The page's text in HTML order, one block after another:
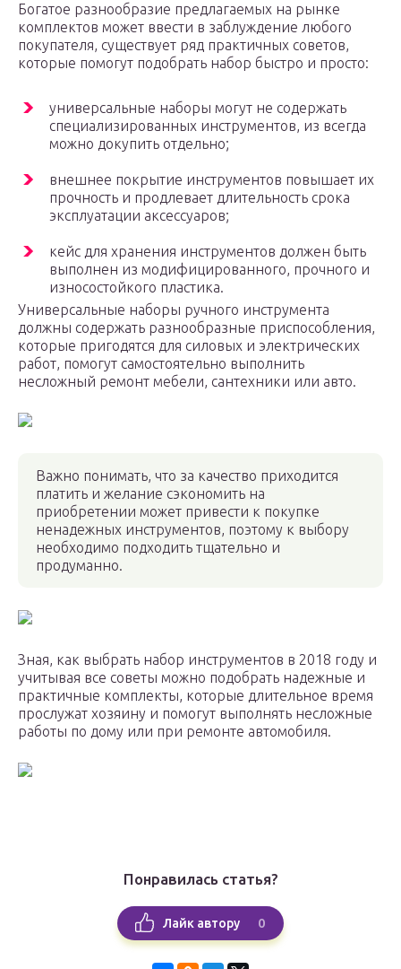
Богатое разнообразие предлагаемых на рынке
комплектов может ввести в заблуждение любого
покупателя, существует ряд практичных советов,
которые помогут подобрать набор быстро и просто:
универсальные наборы могут не содержать
специализированных инструментов, из всегда
можно докупить отдельно;
внешнее покрытие инструментов повышает их
прочность и продлевает длительность срока
эксплуатации аксессуаров;
кейс для хранения инструментов должен быть
выполнен из модифицированного, прочного и
износостойкого пластика.
Универсальные наборы ручного инструмента
должны содержать разнообразные приспособления,
которые пригодятся для силовых и электрических
работ, помогут самостоятельно выполнить
несложный ремонт мебели, сантехники или авто.
Важно понимать, что за качество приходится
платить и желание сэкономить на
приобретении может привести к покупке
ненадежных инструментов, поэтому к выбору
необходимо подходить тщательно и
продуманно.
Зная, как выбрать набор инструментов в 2018 году и
учитывая все советы можно подобрать надежные и
практичные комплекты, которые длительное время
прослужат хозяину и помогут выполнять несложные
работы по дому или при ремонте автомобиля.
Понравилась статья?
Лайк автору 0